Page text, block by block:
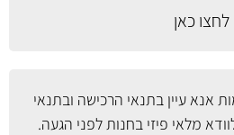
לחצו כאן
אנא עייןבתנאי הרכישה ובתנאי
מלאי פיזי בחנות לפני הגעה.